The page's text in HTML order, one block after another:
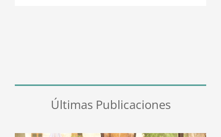
Últimas Publicaciones